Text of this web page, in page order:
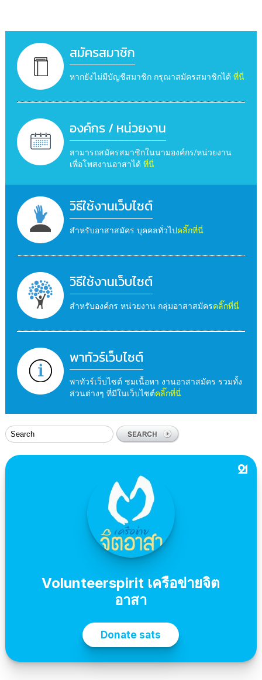
สมัครสมาชิก
หากยังไม่มีบัญชีสมาชิก กรุณาสมัครสมาชิกได้ ที่นี่
องค์กร / หน่วยงาน
สามารถสมัครสมาชิกในนามองค์กร/หน่วยงาน
เพื่อโพสงานอาสาได้ ที่นี่
วิธีใช้งานเว็บไซต์
สำหรับอาสาสมัคร บุคคลทั่วไปคลิ๊กที่นี่
วิธีใช้งานเว็บไซต์
สำหรับองค์กร หน่วยงาน กลุ่มอาสาสมัครคลิ๊กที่นี่
พาทัวร์เว็บไซต์
พาทัวร์เว็บไซต์ ชมเนื้อหา งานอาสาสมัคร รวมทั้ง
ส่วนต่างๆ ที่มีในเว็บไซต์คลิ๊กที่นี่